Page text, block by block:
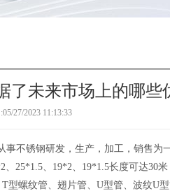
了未来市场上的哪些
27/2023 11:13:33
不锈钢研发，生产，加工，销售为
、19*2、19*1.5长度可达30米
螺纹管、翅片管、U型管、波纹U